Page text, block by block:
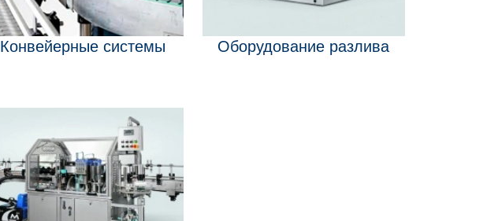
Конвейерные системы Оборудование разлива